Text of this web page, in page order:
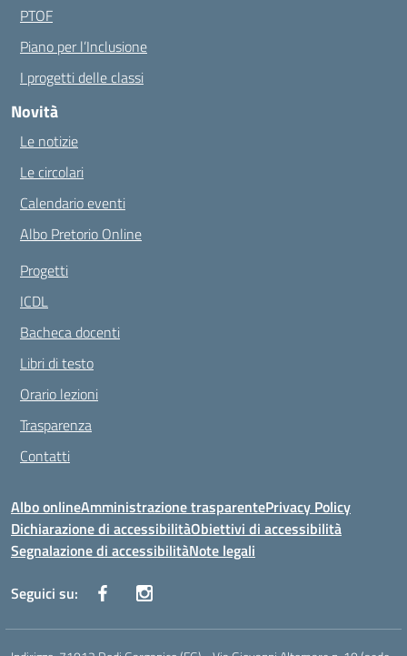
PTOF
Piano per l’Inclusione
I progetti delle classi
Novità
Le notizie
Le circolari
Calendario eventi
Albo Pretorio Online
Progetti
ICDL
Bacheca docenti
Libri di testo
Orario lezioni
Trasparenza
Contatti
Albo onlineAmministrazione trasparentePrivacy Policy
Dichiarazione di accessibilitàObiettivi di accessibilità
Segnalazione di accessibilitàNote legali
Seguici su: